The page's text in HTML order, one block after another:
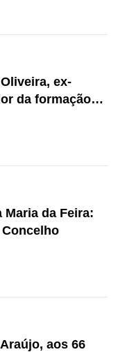
ex-
da formação
Maria da Feira:
Concelho
aos 66